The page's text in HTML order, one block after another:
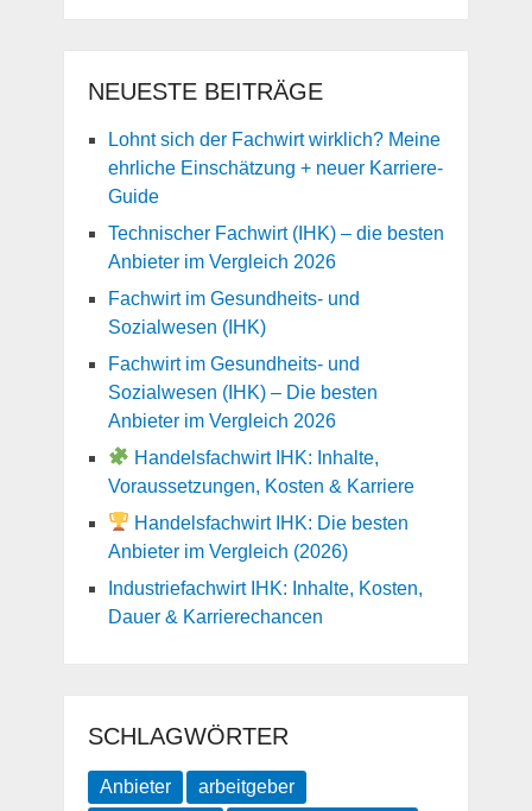
NEUESTE BEITRÄGE
Lohnt sich der Fachwirt wirklich? Meine
ehrliche Einschätzung + neuer Karriere-
Guide
Technischer Fachwirt (IHK) – die besten
Anbieter im Vergleich 2026
Fachwirt im Gesundheits- und
Sozialwesen (IHK)
Fachwirt im Gesundheits- und
Sozialwesen (IHK) – Die besten
Anbieter im Vergleich 2026
Handelsfachwirt IHK: Inhalte,
Voraussetzungen, Kosten & Karriere
Handelsfachwirt IHK: Die besten
Anbieter im Vergleich (2026)
Industriefachwirt IHK: Inhalte, Kosten,
Dauer & Karrierechancen
SCHLAGWÖRTER
Anbieter
arbeitgeber